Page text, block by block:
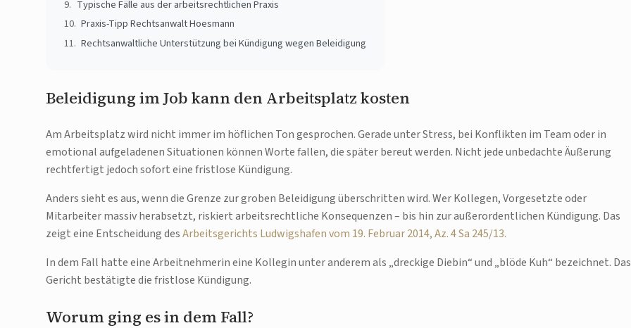
Typische Fälle aus der arbeitsrechtlichen Praxis
Praxis-Tipp Rechtsanwalt Hoesmann
Rechtsanwaltliche Unterstützung bei Kündigung wegen Beleidigung
Beleidigung im Job kann den Arbeitsplatz kosten
Am Arbeitsplatz wird nicht immer im höflichen Ton gesprochen. Gerade unter Stress, bei Konflikten im Team oder in
emotional aufgeladenen Situationen können Worte fallen, die später bereut werden. Nicht jede unbedachte Äußerung
rechtfertigt jedoch sofort eine fristlose Kündigung.
Anders sieht es aus, wenn die Grenze zur groben Beleidigung überschritten wird. Wer Kollegen, Vorgesetzte oder
Mitarbeiter massiv herabsetzt, riskiert arbeitsrechtliche Konsequenzen – bis hin zur außerordentlichen Kündigung. Das
zeigt eine Entscheidung desArbeitsgerichts Ludwigshafen vom 19. Februar 2014, Az. 4 Sa 245/13.
In dem Fall hatte eine Arbeitnehmerin eine Kollegin unter anderem als „dreckige Diebin“ und „blöde Kuh“ bezeichnet. Das
Gericht bestätigte die fristlose Kündigung.
Worum ging es in dem Fall?